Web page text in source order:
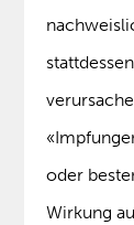
oder
Wirkung